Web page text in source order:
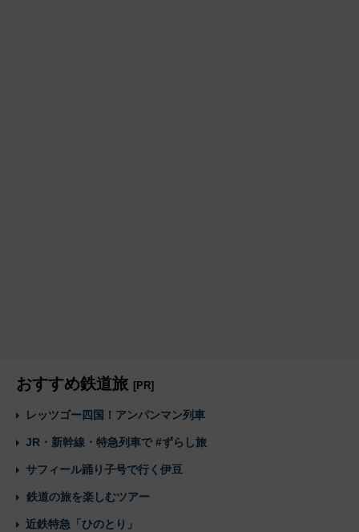
おすすめ鉄道旅 [PR]
レッツゴー四国！アンパンマン列車
JR・新幹線・特急列車で #ずらし旅
サフィール踊り子号で行く伊豆
鉄道の旅を楽しむツアー
近鉄特急「ひのとり」